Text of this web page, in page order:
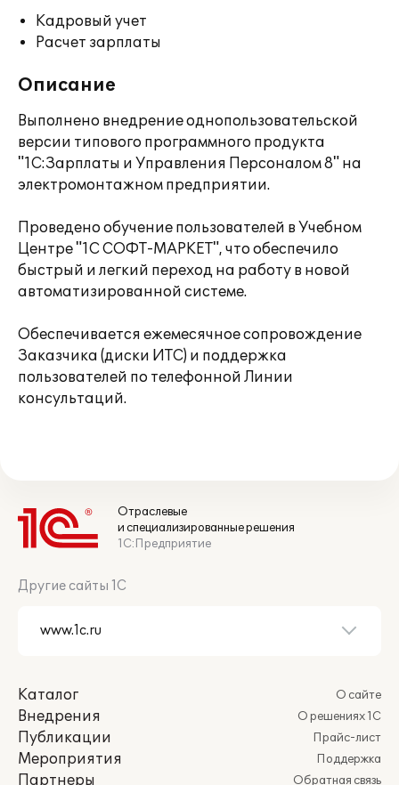
Кадровый учет
Расчет зарплаты
Описание
Выполнено внедрение однопользовательской
версии типового программного продукта
"1С:Зарплаты и Управления Персоналом 8" на
электромонтажном предприятии.
Проведено обучение пользователей в Учебном
Центре "1С СОФТ-МАРКЕТ", что обеспечило
быстрый и легкий переход на работу в новой
автоматизированной системе.
Обеспечивается ежемесячное сопровождение
Заказчика (диски ИТС) и поддержка
пользователей по телефонной Линии
консультаций.
Отраслевые
и специализированные решения
1С:Предприятие
Другие сайты 1С
Каталог
Внедрения
Публикации
Мероприятия
Партнеры
О сайте
О решениях 1С
Прайс-лист
Поддержка
Обратная связь